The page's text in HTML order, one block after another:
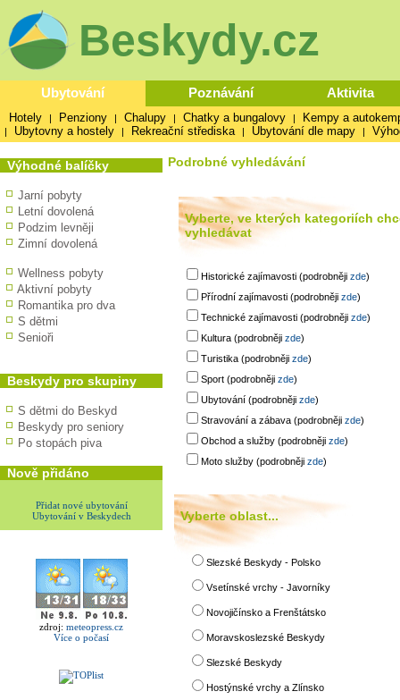
Beskydy.cz
Ubytování Poznávání Aktivita
Hotely | Penziony | Chalupy | Chatky a bungalovy | Kempy a
| Ubytovny a hostely | Rekreační střediska | Ubytování dle mapy |
Výhodné balíčky
Jarní pobyty
Letní dovolená
Podzim levněji
Zimní dovolená
Wellness pobyty
Aktivní pobyty
Romantika pro dva
S dětmi
Senioři
Beskydy pro skupiny
S dětmi do Beskyd
Beskydy pro seniory
Po stopách piva
Nově přidáno
Přidat nové ubytování
Ubytování v Beskydech
zdroj: meteopress.cz
Více o počasí
Podrobné vyhledávání
Vyberte, ve kterých kategoriích
vyhledávat
Historické zajímavosti (podrobněji zde)
Přírodní zajímavosti (podrobněji zde)
Technické zajímavosti (podrobněji zde)
Kultura (podrobněji zde)
Turistika (podrobněji zde)
Sport (podrobněji zde)
Ubytování (podrobněji zde)
Stravování a zábava (podrobněji zde)
Obchod a služby (podrobněji zde)
Moto služby (podrobněji zde)
Vyberte oblast...
Slezské Beskydy - Polsko
Vsetínské vrchy - Javorníky
Novojičínsko a Frenštátsko
Moravskoslezské Beskydy
Slezské Beskydy
Hostýnské vrchy a Zlínsko